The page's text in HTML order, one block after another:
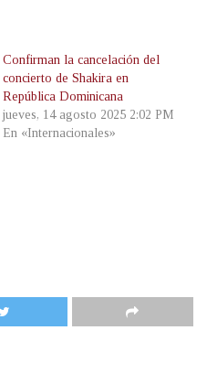
Confirman la cancelación del
concierto de Shakira en
República Dominicana
jueves, 14 agosto 2025 2:02 PM
En «Internacionales»